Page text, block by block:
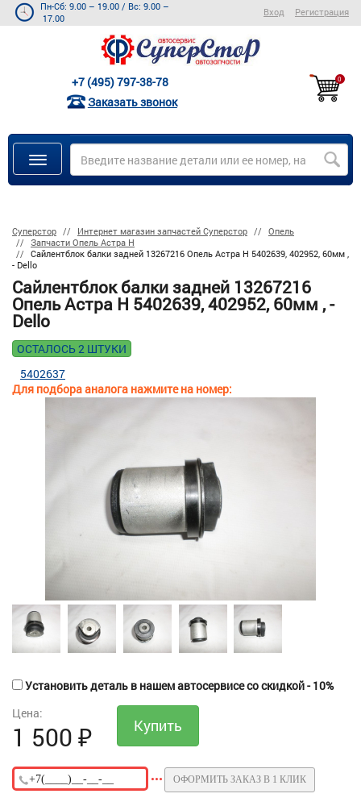
Пн-Сб: 9.00 – 19.00 / Вс: 9.00 –
17.00
Вход Регистрация
+7 (495) 797-38-78
Заказать звонок
0
Суперстор Интернет магазин запчастей Суперстор
Опель
Запчасти Опель Астра Н
Сайлентблок балки задней 13267216 Опель Астра H 5402639, 402952, 60мм ,
- Dello
Сайлентблок балки задней 13267216
Опель Астра H 5402639, 402952, 60мм , -
Dello
ОСТАЛОСЬ 2 ШТУКИ
Для подбора аналога нажмите на номер:
5402637
Установить деталь в нашем автосервисе со скидкой - 10%
Цена:
1 500 ₽
ОФОРМИТЬ ЗАКАЗ В 1 КЛИК